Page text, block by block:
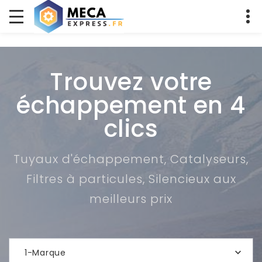
Trouvez votre
échappement en 4
clics
Tuyaux d'échappement, Catalyseurs,
Filtres à particules, Silencieux aux
meilleurs prix
1-Marque